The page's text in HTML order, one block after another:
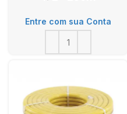
Entre com sua Conta